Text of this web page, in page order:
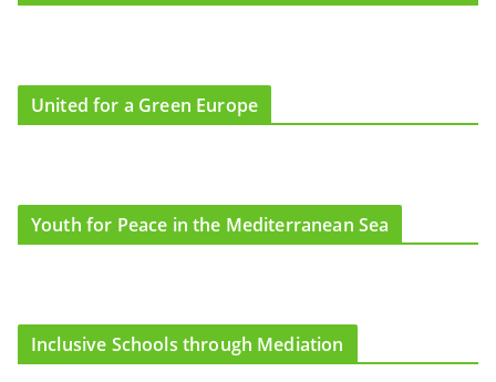
United for a Green Europe
Youth for Peace in the Mediterranean Sea
Inclusive Schools through Mediation